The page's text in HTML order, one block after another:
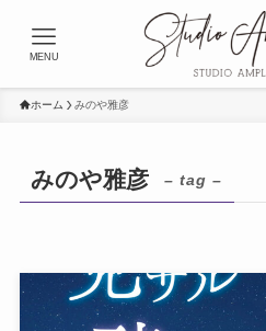
MENU
ホーム みのや雅彦
みのや雅彦 – tag –